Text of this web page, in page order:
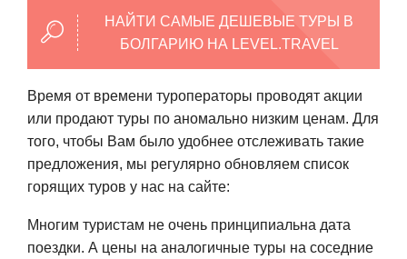
НАЙТИ САМЫЕ ДЕШЕВЫЕ ТУРЫ В
БОЛГАРИЮ НА LEVEL.TRAVEL
Время от времени туроператоры проводят акции
или продают туры по аномально низким ценам. Для
того, чтобы Вам было удобнее отслеживать такие
предложения, мы регулярно обновляем список
горящих туров у нас на сайте:
Многим туристам не очень принципиальна дата
поездки. А цены на аналогичные туры на соседние